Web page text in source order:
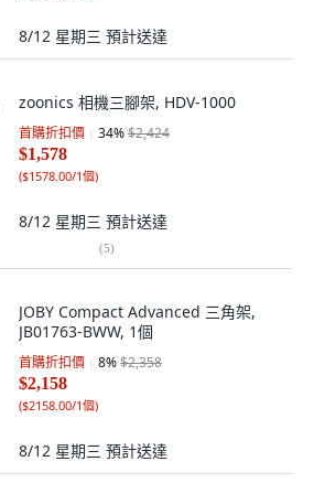
8/12 星期三 預計送達
zoonics 相機三腳架, HDV-1000
首購折扣價 34%$2,424
$1,578
($1578.00/1個)
8/12 星期三 預計送達
(5)
JOBY Compact Advanced 三角架,
JB01763-BWW, 1個
首購折扣價 8%$2,358
$2,158
($2158.00/1個)
8/12 星期三 預計送達